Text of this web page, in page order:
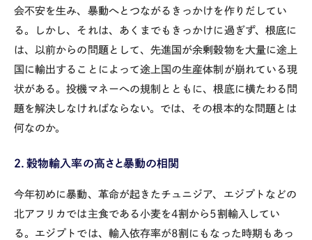
会不安を生み、暴動へとつながるきっかけを作りだしてい
る。しかし、それは、あくまでもきっかけに過ぎず、根底に
は、以前からの問題として、先進国が余剰穀物を大量に途上
国に輸出することによって途上国の生産体制が崩れている現
状がある。投機マネーへの規制とともに、根底に横たわる問
題を解決しなければならない。では、その根本的な問題とは
何なのか。
２．穀物輸入率の高さと暴動の相関
今年初めに暴動、革命が起きたチュニジア、エジプトなどの
北アフリカでは主食である小麦を4割から5割輸入してい
る。エジプトでは、輸入依存率が8割にもなった時期もあっ